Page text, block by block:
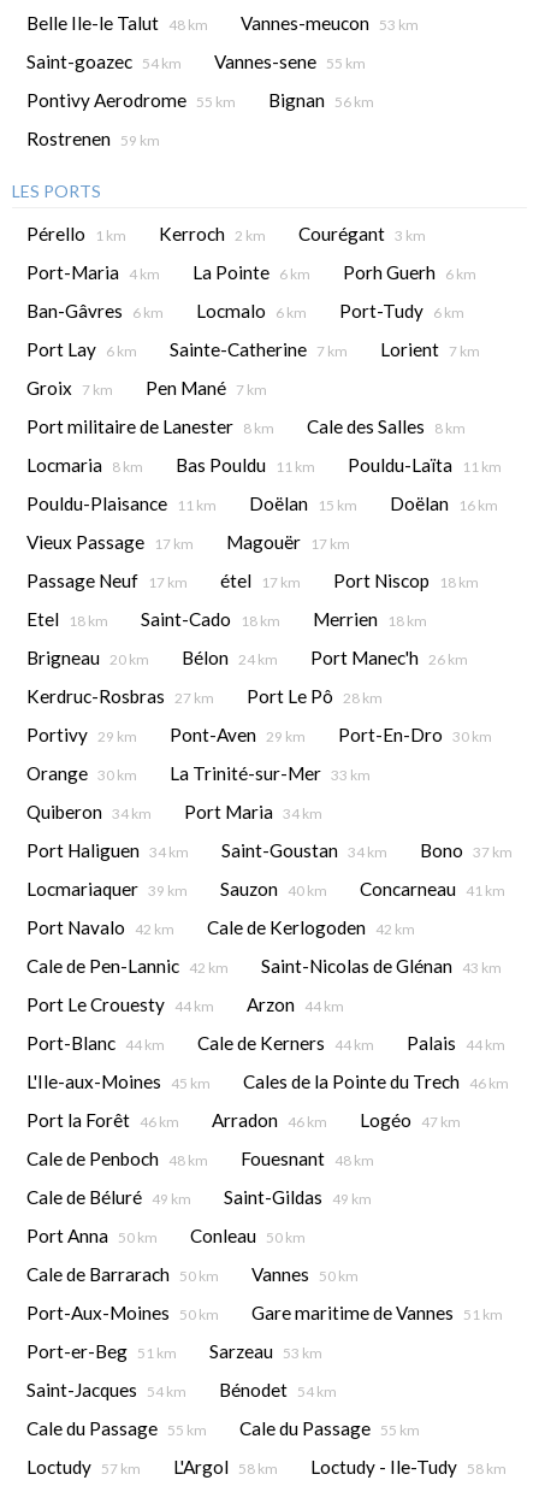
Belle Ile-le Talut 48 km Vannes-meucon 53 km
Saint-goazec 54 km Vannes-sene 55 km
Pontivy Aerodrome 55 km Bignan 56 km
Rostrenen 59 km
LES PORTS
Pérello 1 km Kerroch 2 km Courégant 3 km
Port-Maria 4 km La Pointe 6 km Porh Guerh 6 km
Ban-Gâvres 6 km Locmalo 6 km Port-Tudy 6 km
Port Lay 6 km Sainte-Catherine 7 km Lorient 7 km
Groix 7 km Pen Mané 7 km
Port militaire de Lanester 8 km Cale des Salles 8 km
Locmaria 8 km Bas Pouldu 11 km Pouldu-Laïta 11 km
Pouldu-Plaisance 11 km Doëlan 15 km Doëlan 16 km
Vieux Passage 17 km Magouër 17 km
Passage Neuf 17 km étel 17 km Port Niscop 18 km
Etel 18 km Saint-Cado 18 km Merrien 18 km
Brigneau 20 km Bélon 24 km Port Manec'h 26 km
Kerdruc-Rosbras 27 km Port Le Pô 28 km
Portivy 29 km Pont-Aven 29 km Port-En-Dro 30 km
Orange 30 km La Trinité-sur-Mer 33 km
Quiberon 34 km Port Maria 34 km
Port Haliguen 34 km Saint-Goustan 34 km Bono 37 km
Locmariaquer 39 km Sauzon 40 km Concarneau 41 km
Port Navalo 42 km Cale de Kerlogoden 42 km
Cale de Pen-Lannic 42 km Saint-Nicolas de Glénan 43 km
Port Le Crouesty 44 km Arzon 44 km
Port-Blanc 44 km Cale de Kerners 44 km Palais 44 km
L'Ile-aux-Moines 45 km Cales de la Pointe du Trech 46 km
Port la Forêt 46 km Arradon 46 km Logéo 47 km
Cale de Penboch 48 km Fouesnant 48 km
Cale de Béluré 49 km Saint-Gildas 49 km
Port Anna 50 km Conleau 50 km
Cale de Barrarach 50 km Vannes 50 km
Port-Aux-Moines 50 km Gare maritime de Vannes 51 km
Port-er-Beg 51 km Sarzeau 53 km
Saint-Jacques 54 km Bénodet 54 km
Cale du Passage 55 km Cale du Passage 55 km
Loctudy 57 km L'Argol 58 km Loctudy - Ile-Tudy 58 km